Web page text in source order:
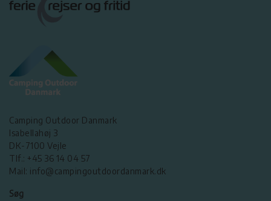
Camping Outdoor Danmark
Isabellahøj 3
DK-7100 Vejle
Tlf.: +45 36 14 04 57
Mail: info@campingoutdoordanmark.dk
Søg